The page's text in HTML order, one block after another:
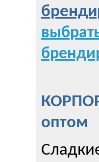
оптом